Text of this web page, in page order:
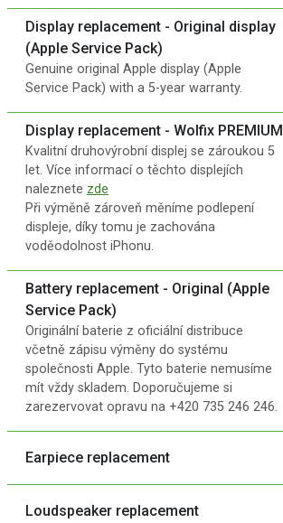
Display replacement - Original display
(Apple Service Pack)
Genuine original Apple display (Apple
Service Pack) with a 5-year warranty.
Display replacement - Wolfix PREMIUM
Kvalitní druhovýrobní displej se zároukou 5
let. Více informací o těchto displejích
naleznete zde
Při výměně zároveň měníme podlepení
displeje, díky tomu je zachována
voděodolnost iPhonu.
Battery replacement - Original (Apple
Service Pack)
Originální baterie z oficiální distribuce
včetně zápisu výměny do systému
společnosti Apple. Tyto baterie nemusíme
mít vždy skladem. Doporučujeme si
zarezervovat opravu na +420 735 246 246.
Earpiece replacement
Loudspeaker replacement